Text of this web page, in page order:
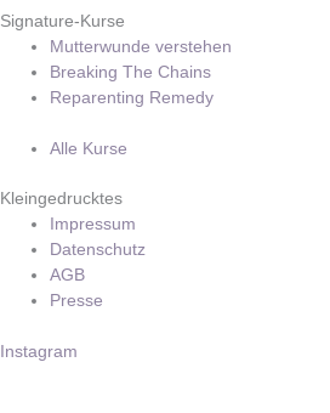
Signature-Kurse
Mutterwunde verstehen
Breaking The Chains
Reparenting Remedy
Alle Kurse
Kleingedrucktes
Impressum
Datenschutz
AGB
Presse
Instagram